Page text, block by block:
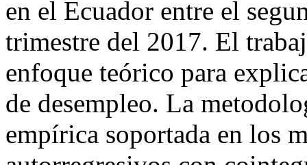
en el Ecuador entre el
trimestre del 2017. El
enfoque teórico para
de desempleo. La
empírica soportada en los